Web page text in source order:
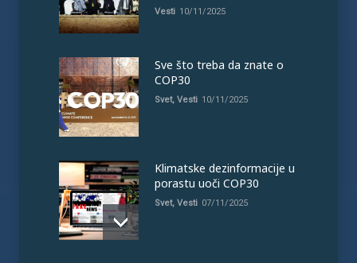
Vesti 10/11/2025
Sve što treba da znate o
COP30
Svet, Vesti 10/11/2025
Klimatske dezinformacije u
porastu uoči COP30
Svet, Vesti 07/11/2025